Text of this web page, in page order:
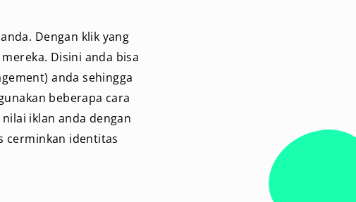
Dengan klik yang
Disini anda bisa
anda sehingga
beberapa cara
iklan anda dengan
cerminkan identitas